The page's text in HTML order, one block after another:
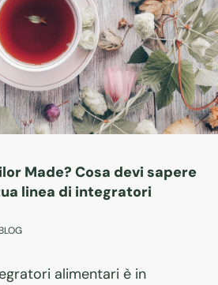
Made? Cosa devi sapere
linea di integratori
BLOG
alimentari è in